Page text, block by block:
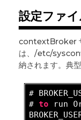
設定ファ
contextBroker
は、/etc/
納されます。典
#
# to run